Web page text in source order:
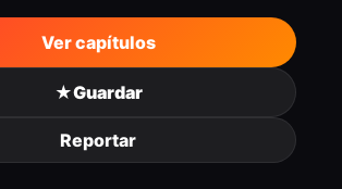
Ver capítulos
★Guardar
Reportar